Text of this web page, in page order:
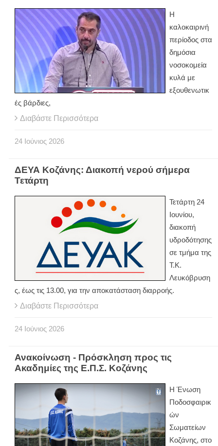
Η
καλοκαιρινή
περίοδος στα
δημόσια
νοσοκομεία
κυλά με
εξουθενωτικ
ές βάρδιες,
Διαβάστε Περισσότερα
24 Ιούνιος 2026
ΔΕΥΑ Κοζάνης: Διακοπή νερού σήμερα
Τετάρτη
Τετάρτη 24
Ιουνίου,
διακοπή
υδροδότησης
σε τμήμα της
Τ.Κ.
Λευκόβρυση
ς, έως τις 13.00, για την αποκατάσταση διαρροής.
Διαβάστε Περισσότερα
24 Ιούνιος 2026
Ανακοίνωση - Πρόσκληση προς τις
Ακαδημίες της Ε.Π.Σ. Κοζάνης
Η Ένωση
Ποδοσφαιρικ
ών
Σωματείων
Κοζάνης, στο